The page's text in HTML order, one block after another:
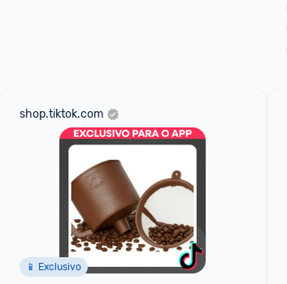
shop.tiktok.com
📱 Exclusivo